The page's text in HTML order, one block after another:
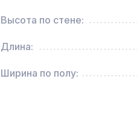
Ла-Пас, 0,91 x 5,5 м
Высота по стене:
Длина:
Ширина по полу: